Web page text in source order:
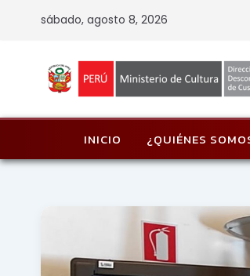
sábado, agosto 8, 2026
INICIO ¿QUIÉNES